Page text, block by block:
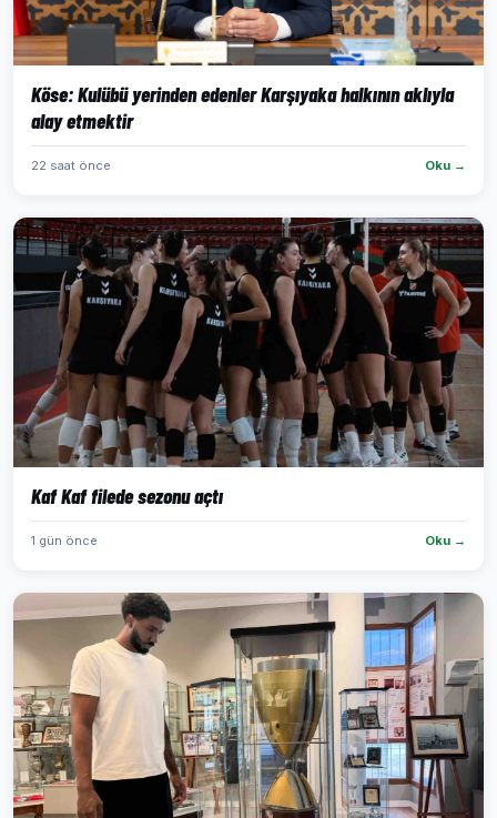
Köse: Kulübü yerinden edenler Karşıyaka halkının aklıyla
alay etmektir
22 saat önce Oku →
Kaf Kaf filede sezonu açtı
1 gün önce Oku →